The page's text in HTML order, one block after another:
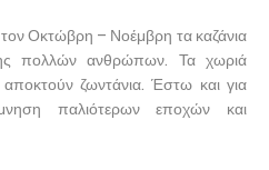
Οκτώβρη – Νοέμβρη τα καζάνια
πολλών ανθρώπων. Τα χωριά
ζωντάνια. Έστω και για
παλιότερων εποχών και